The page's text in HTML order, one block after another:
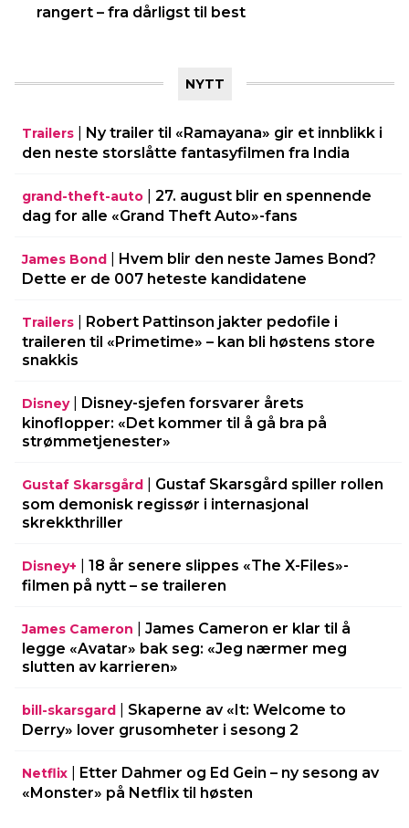
rangert – fra dårligst til best
NYTT
Trailers
Ny trailer til «Ramayana» gir et innblikk i
den neste storslåtte fantasyfilmen fra India
grand-theft-auto
27. august blir en spennende
dag for alle «Grand Theft Auto»-fans
James Bond
Hvem blir den neste James Bond?
Dette er de 007 heteste kandidatene
Trailers
Robert Pattinson jakter pedofile i
traileren til «Primetime» – kan bli høstens store
snakkis
Disney| Disney-sjefen forsvarer årets
kinoflopper: «Det kommer til å gå bra på
strømmetjenester»
Gustaf Skarsgård
Gustaf Skarsgård spiller rollen
som demonisk regissør i internasjonal
skrekkthriller
Disney+
18 år senere slippes «The X-Files»-
filmen på nytt – se traileren
James Cameron
James Cameron er klar til å
legge «Avatar» bak seg: «Jeg nærmer meg
slutten av karrieren»
bill-skarsgard
Skaperne av «It: Welcome to
Derry» lover grusomheter i sesong 2
Netflix
Etter Dahmer og Ed Gein – ny sesong av
«Monster» på Netflix til høsten